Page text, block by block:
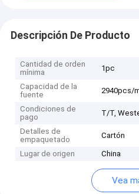
Descripción De Producto
Cantidad de orden
mínima
1pc
Capacidad de la
fuente
2940pcs/
Condiciones de
pago
T/T,
Detalles de
empaquetado
Cartón
Lugar de origen China
Vea